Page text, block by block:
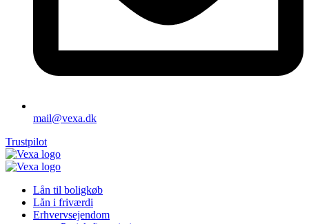
mail@vexa.dk
Trustpilot
Lån til boligkøb
Lån i friværdi
Erhvervsejendom